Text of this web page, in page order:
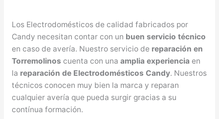
Los Electrodomésticos de calidad fabricados por
Candy necesitan contar con un buen servicio técnico
en caso de avería. Nuestro servicio de reparación en
Torremolinos cuenta con una amplia experiencia en
la reparación de Electrodomésticos Candy. Nuestros
técnicos conocen muy bien la marca y reparan
cualquier avería que pueda surgir gracias a su
contínua formación.